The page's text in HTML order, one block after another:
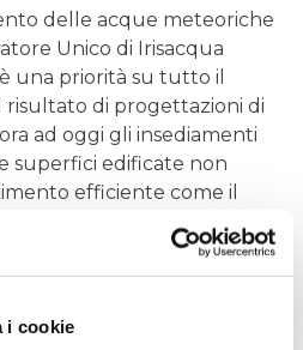
i cookie
delle acque meteoriche
Unico di Irisacqua
una priorità su tutto il
risultato di progettazioni di
ad oggi gli insediamenti
superfici edificate non
efficiente come il
è drasticamente
più frequenti
a definire eccezionali
così significative in